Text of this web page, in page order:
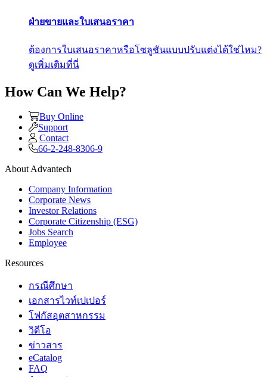
ฝ่ายขายและใบเสนอราคา
ต้องการใบเสนอราคาหรือโซลูชันแบบปรับแต่งได้ใช่ไหม?
ดูเพิ่มเติมที่นี่
How Can We Help?
Buy Online
Support
Contact
66-2-248-8306-9
About Advantech
Company Information
Corporate News
Investor Relations
Corporate Citizenship (ESG)
Jobs Search
Employee
Resources
กรณีศึกษา
เอกสารไวท์เปเปอร์
โฟกัสอุตสาหกรรม
วิดีโอ
ข่าวสาร
eCatalog
FAQ